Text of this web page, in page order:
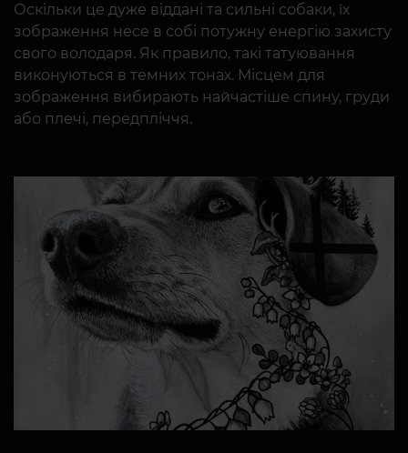
Оскільки це дуже віддані та сильні собаки, їх
зображення несе в собі потужну енергію захисту
свого володаря. Як правило, такі татуювання
виконуються в темних тонах. Місцем для
зображення вибирають найчастіше спину, груди
або плечі, передпліччя.